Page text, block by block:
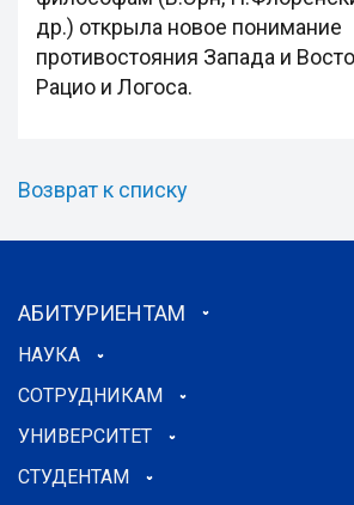
др.) открыла новое понимание
противостояния Запада и
Рацио и Логоса.
Возврат к списку
АБИТУРИЕНТАМ
НАУКА
СОТРУДНИКАМ
УНИВЕРСИТЕТ
СТУДЕНТАМ